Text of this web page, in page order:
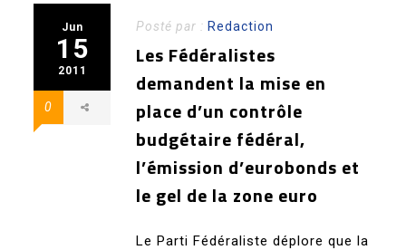
Jun
15
2011
0
Posté par : Redaction
Les Fédéralistes
demandent la mise en
place d’un contrôle
budgétaire fédéral,
l’émission d’eurobonds et
le gel de la zone euro
Le Parti Fédéraliste déplore que la